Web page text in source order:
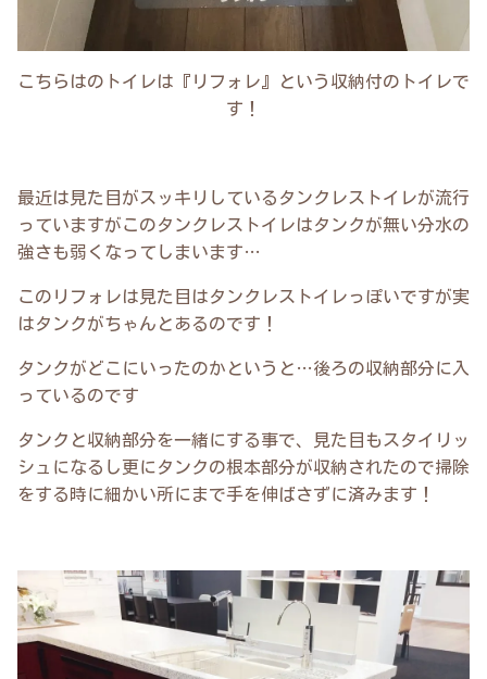
こちらはのトイレは『リフォレ』という収納付のトイレで
す！
最近は見た目がスッキリしているタンクレストイレが流行
っていますがこのタンクレストイレはタンクが無い分水の
強さも弱くなってしまいます…
このリフォレは見た目はタンクレストイレっぽいですが実
はタンクがちゃんとあるのです！
タンクがどこにいったのかというと…後ろの収納部分に入
っているのです
タンクと収納部分を一緒にする事で、見た目もスタイリッ
シュになるし更にタンクの根本部分が収納されたので掃除
をする時に細かい所にまで手を伸ばさずに済みます！